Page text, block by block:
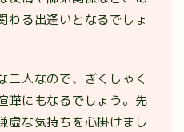
わる出逢いとなるでしょ
二人なので、ぎくしゃく
嘩にもなるでしょう。先
虚な気持ちを心掛けまし